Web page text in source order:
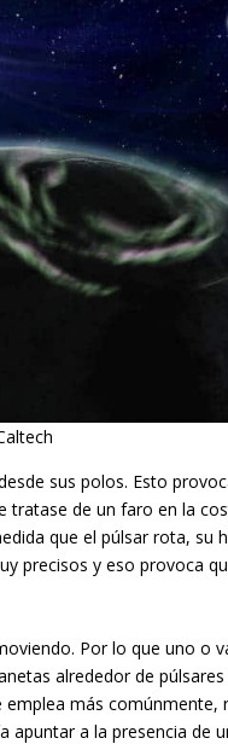
sus polos. Esto
de un faro en la
que el púlsar rota, su
precisos y eso provoca
Por lo que uno o
alrededor de
más comúnmente,
apuntar a la presencia de